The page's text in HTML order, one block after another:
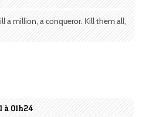
a million, a conqueror. Kill them all,
à 01h24